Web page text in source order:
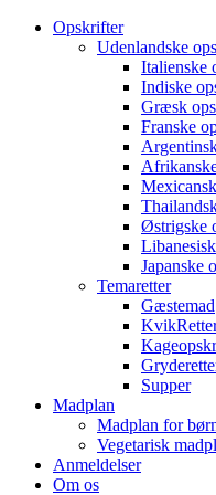
Opskrifter
Udenlandske
Italienske
Indiske
Græsk
Franske
Østrigske
Japanske
Temaretter
Gæstemad
Supper
Madplan
Madplan for
Vegetarisk
Anmeldelser
Om os